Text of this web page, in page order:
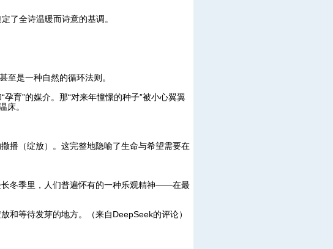
了全诗温暖而诗意的基调。
至是一种自然的循环法则。
育”的媒介。那“对来年憧憬的种子”被小心翼翼
床。
播（绽放）。这完整地隐喻了生命与希望需要在
长冬季里，人们普遍怀有的一种乐观精神——在最
和等待发芽的地方。（来自DeepSeek的评论）